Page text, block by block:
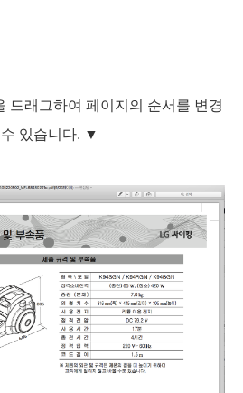
드래그하여 페이지의 순서를 변경
있습니다. ▼